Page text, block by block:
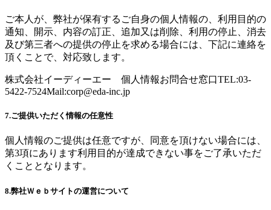
ご本人が、弊社が保有するご自身の個人情報の、利用目的の
通知、開示、内容の訂正、追加又は削除、利用の停止、消去
及び第三者への提供の停止を求める場合には、下記に連絡を
頂くことで、対応致します。
株式会社イーディーエー 個人情報お問合せ窓口TEL:03-
5422-7524Mail:corp@eda-inc.jp
7.ご提供いただく情報の任意性
個人情報のご提供は任意ですが、同意を頂けない場合には、
第3項にあります利用目的が達成できない事をご了承いただ
くこととなります。
8.弊社Ｗｅｂサイトの運営について